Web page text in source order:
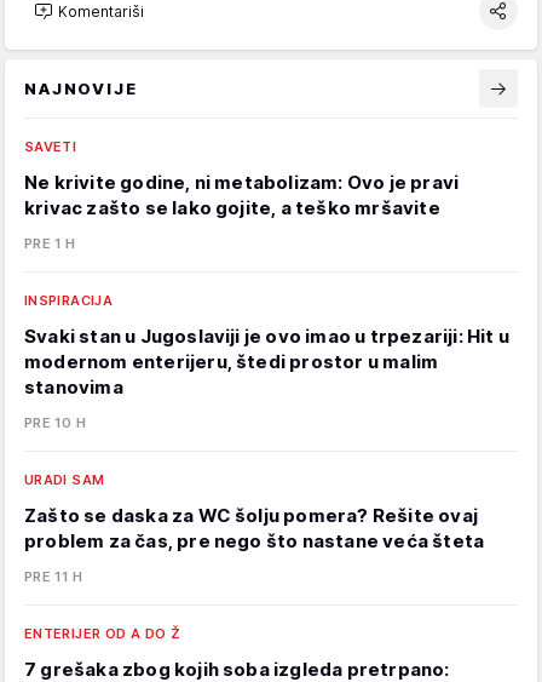
Komentariši
NAJNOVIJE
SAVETI
Ne krivite godine, ni metabolizam: Ovo je pravi
krivac zašto se lako gojite, a teško mršavite
PRE 1 H
INSPIRACIJA
Svaki stan u Jugoslaviji je ovo imao u trpezariji: Hit u
modernom enterijeru, štedi prostor u malim
stanovima
PRE 10 H
URADI SAM
Zašto se daska za WC šolju pomera? Rešite ovaj
problem za čas, pre nego što nastane veća šteta
PRE 11 H
ENTERIJER OD A DO Ž
7 grešaka zbog kojih soba izgleda pretrpano: